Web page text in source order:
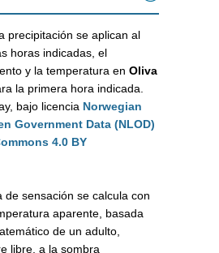
precipitación se aplican al
horas indicadas, el
y la temperatura en Oliva
la primera hora indicada.
bajo licencia Norwegian
Government Data (NLOD)
4.0 BY
de sensación se calcula con
aparente, basada
de un adulto,
libre, a la sombra